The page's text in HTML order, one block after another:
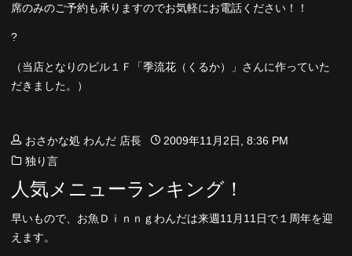
席のみのご予約も承りますのでお気軽にお電話ください！！
?
（当店となりのビル１Ｆ「季流花（くるか）」さんに作っていた
だきました。）
おさかな処 わんだ 店長
2009年11月2日, 8:36 PM
独り言
人気メニューランキング！
早いもので、お魚Ｄｉｎｎｇわんだは来週11月11日で１周年を迎
えます。